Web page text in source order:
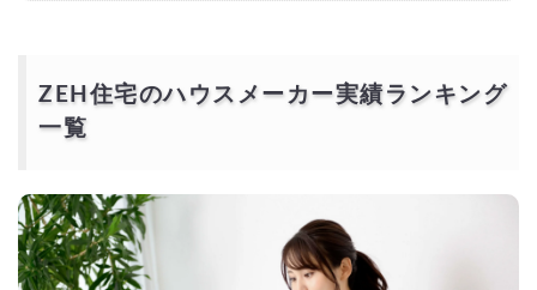
ZEH住宅のハウスメーカー実績ランキング
一覧